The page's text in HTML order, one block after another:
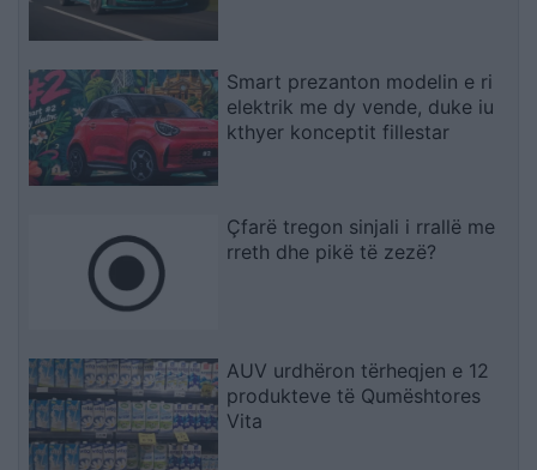
Smart prezanton modelin e ri
elektrik me dy vende, duke iu
kthyer konceptit fillestar
Çfarë tregon sinjali i rrallë me
rreth dhe pikë të zezë?
AUV urdhëron tërheqjen e 12
produkteve të Qumështores
Vita